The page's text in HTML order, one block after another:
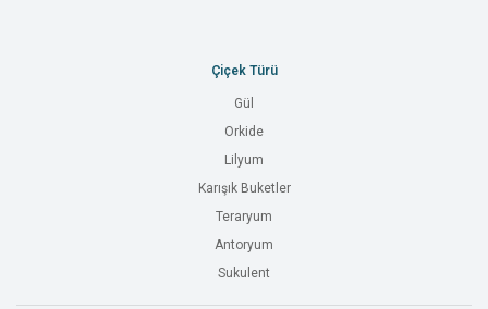
Çiçek Türü
Gül
Orkide
Lilyum
Karışık Buketler
Teraryum
Antoryum
Sukulent